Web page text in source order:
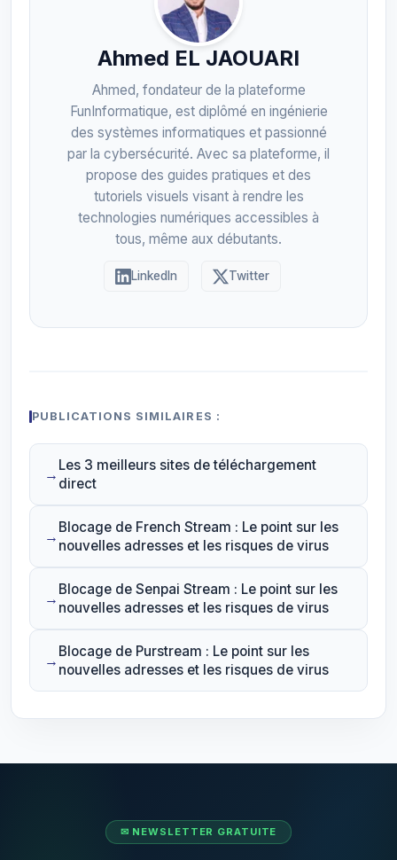
Ahmed EL JAOUARI
Ahmed, fondateur de la plateforme
FunInformatique, est diplômé en ingénierie
des systèmes informatiques et passionné
par la cybersécurité. Avec sa plateforme, il
propose des guides pratiques et des
tutoriels visuels visant à rendre les
technologies numériques accessibles à
tous, même aux débutants.
LinkedIn Twitter
PUBLICATIONS SIMILAIRES :
Les 3 meilleurs sites de téléchargement
direct
Blocage de French Stream : Le point sur les
nouvelles adresses et les risques de virus
Blocage de Senpai Stream : Le point sur les
nouvelles adresses et les risques de virus
Blocage de Purstream : Le point sur les
nouvelles adresses et les risques de virus